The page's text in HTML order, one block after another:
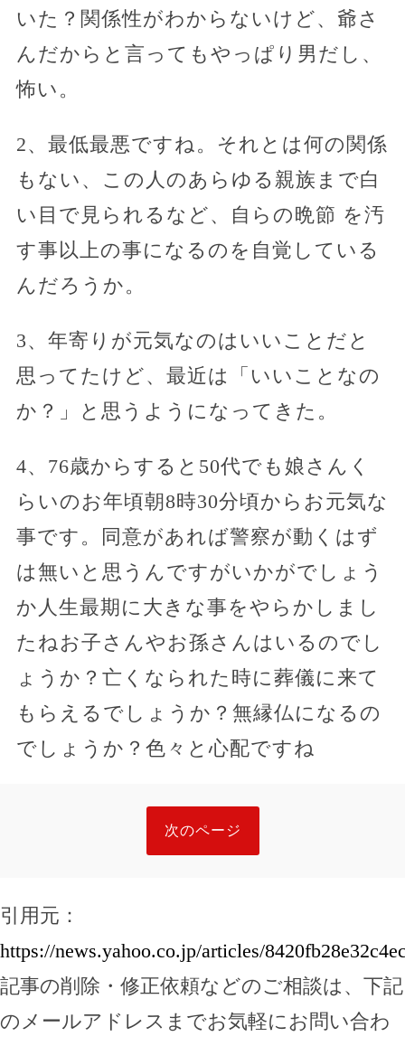
いた？関係性がわからないけど、爺さ
んだからと言ってもやっぱり男だし、
怖い。
2、最低最悪ですね。それとは何の関係
もない、この人のあらゆる親族まで白
い目で見られるなど、自らの晩節 を汚
す事以上の事になるのを自覚している
んだろうか。
3、年寄りが元気なのはいいことだと
思ってたけど、最近は「いいことなの
か？」と思うようになってきた。
4、76歳からすると50代でも娘さんく
らいのお年頃朝8時30分頃からお元気な
事です。同意があれば警察が動くはず
は無いと思うんですがいかがでしょう
か人生最期に大きな事をやらかしまし
たねお子さんやお孫さんはいるのでし
ょうか？亡くなられた時に葬儀に来て
もらえるでしょうか？無縁仏になるの
でしょうか？色々と心配ですね
次のページ
引用元：
https://news.yahoo.co.jp/articles/
記事の削除・修正依頼などのご相談は、下記
のメールアドレスまでお気軽にお問い合わ